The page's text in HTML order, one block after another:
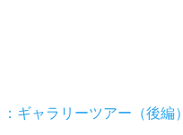
ギャラリーツアー（後編）